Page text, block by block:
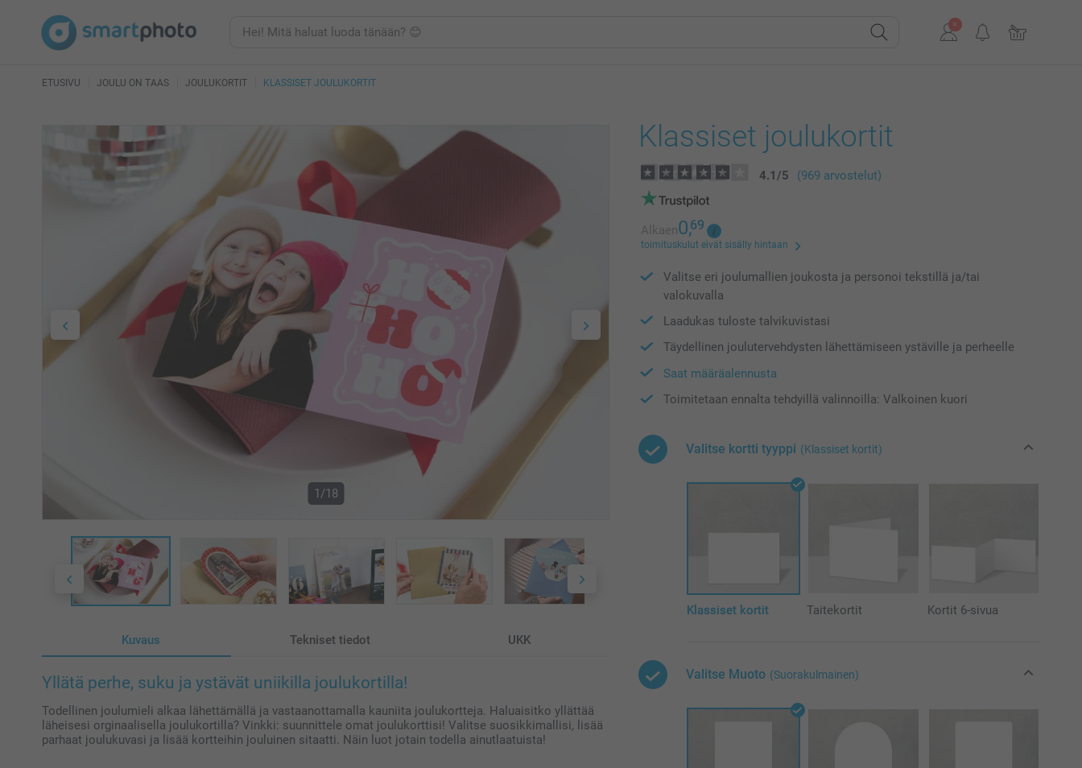
ETUSIVU JOULU ON TAAS JOULUKORTIT KLASSISET JOULUKORTIT
1/18
Kuvaus Tekniset tiedot UKK
Yllätä perhe, suku ja ystävät uniikilla joulukortilla!
Todellinen joulumieli alkaa lähettämällä ja vastaanottamalla kauniita joulukortteja. Haluaisitko yllättää
läheisesi orginaalisella joulukortilla? Vinkki: suunnittele omat joulukorttisi! Valitse suosikkimallisi, lisää
parhaat joulukuvasi ja lisää kortteihin jouluinen sitaatti. Näin luot jotain todella ainutlaatuista!
Klassiset joulukortit
4.1/5 (969 arvostelut)
Alkaen0,69
toimituskulut eivät sisälly hintaan
Valitse eri joulumallien joukosta ja personoi tekstillä ja/tai
valokuvalla
Laadukas tuloste talvikuvistasi
Täydellinen joulutervehdysten lähettämiseen ystäville ja perheelle
Saat määräalennusta
Toimitetaan ennalta tehdyillä valinnoilla: Valkoinen kuori
Valitse kortti tyyppi (Klassiset kortit)
Klassiset kortit Taitekortit Kortit 6-sivua
Valitse Muoto (Suorakulmainen)